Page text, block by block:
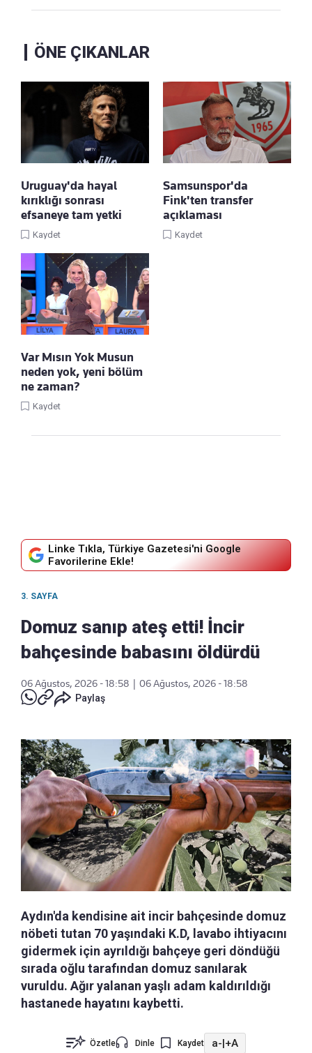
ÖNE ÇIKANLAR
Uruguay'da hayal
kırıklığı sonrası
efsaneye tam yetki
Kaydet
Samsunspor'da
Fink'ten transfer
açıklaması
Kaydet
Var Mısın Yok Musun
neden yok, yeni bölüm
ne zaman?
Kaydet
Linke Tıkla, Türkiye Gazetesi'ni Google
Favorilerine Ekle!
3. SAYFA
Domuz sanıp ateş etti! İncir
bahçesinde babasını öldürdü
06 Ağustos, 2026 - 18:58
06 Ağustos, 2026 - 18:58
Paylaş
Aydın'da kendisine ait incir bahçesinde domuz
nöbeti tutan 70 yaşındaki K.D, lavabo ihtiyacını
gidermek için ayrıldığı bahçeye geri döndüğü
sırada oğlu tarafından domuz sanılarak
vuruldu. Ağır yalanan yaşlı adam kaldırıldığı
hastanede hayatını kaybetti.
Özetle Dinle Kaydet a-|+A